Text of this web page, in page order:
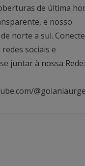
de última
e nosso
norte a sul.
sociais e
juntar à nossa Rede: